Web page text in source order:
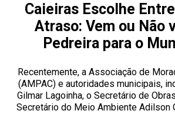
Caieiras Escolhe
Atraso: Vem ou Não
Pedreira para o
Recentemente, a Associação de
(AMPAC) e autoridades municipais,
Gilmar Lagoinha, o Secretário de
Secretário do Meio Ambiente Adilson